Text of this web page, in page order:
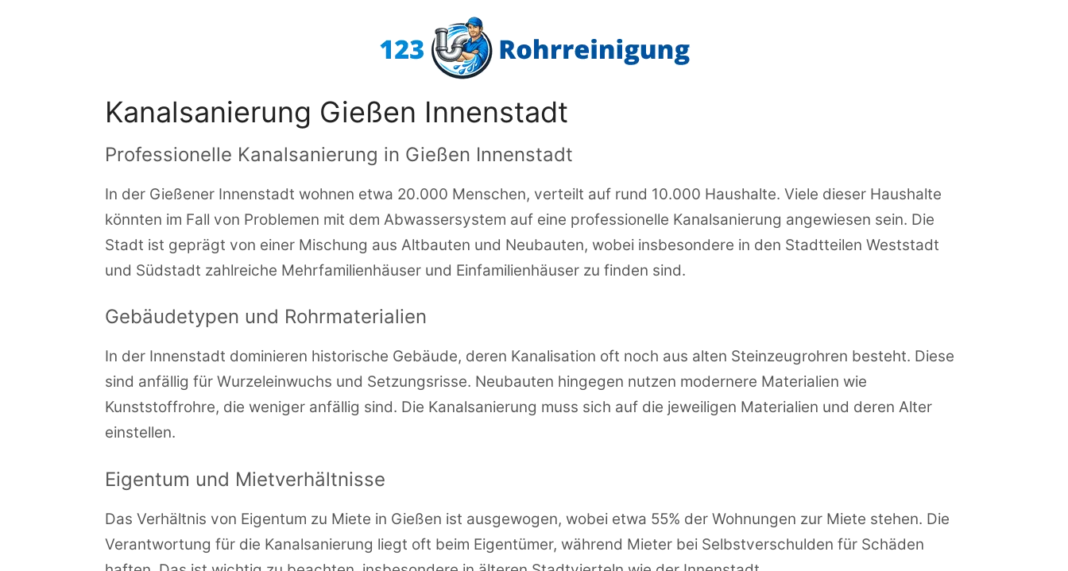
Kanalsanierung Gießen Innenstadt
Professionelle Kanalsanierung in Gießen Innenstadt
In der Gießener Innenstadt wohnen etwa 20.000 Menschen, verteilt auf rund 10.000 Haushalte. Viele dieser Haushalte
könnten im Fall von Problemen mit dem Abwassersystem auf eine professionelle Kanalsanierung angewiesen sein. Die
Stadt ist geprägt von einer Mischung aus Altbauten und Neubauten, wobei insbesondere in den Stadtteilen Weststadt
und Südstadt zahlreiche Mehrfamilienhäuser und Einfamilienhäuser zu finden sind.
Gebäudetypen und Rohrmaterialien
In der Innenstadt dominieren historische Gebäude, deren Kanalisation oft noch aus alten Steinzeugrohren besteht. Diese
sind anfällig für Wurzeleinwuchs und Setzungsrisse. Neubauten hingegen nutzen modernere Materialien wie
Kunststoffrohre, die weniger anfällig sind. Die Kanalsanierung muss sich auf die jeweiligen Materialien und deren Alter
einstellen.
Eigentum und Mietverhältnisse
Das Verhältnis von Eigentum zu Miete in Gießen ist ausgewogen, wobei etwa 55% der Wohnungen zur Miete stehen. Die
Verantwortung für die Kanalsanierung liegt oft beim Eigentümer, während Mieter bei Selbstverschulden für Schäden